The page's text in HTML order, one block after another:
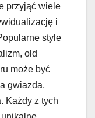
przyjąć wiele
i
style
old
może być
gwiazda,
Każdy z tych